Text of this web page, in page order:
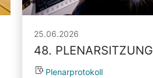
25.06.2026
48. PLENARSITZUNG
Plenarprotokoll